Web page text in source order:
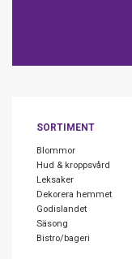
SORTIMENT
Blommor
Hud & kroppsvård
Leksaker
Dekorera hemmet
Godislandet
Säsong
Bistro/bageri